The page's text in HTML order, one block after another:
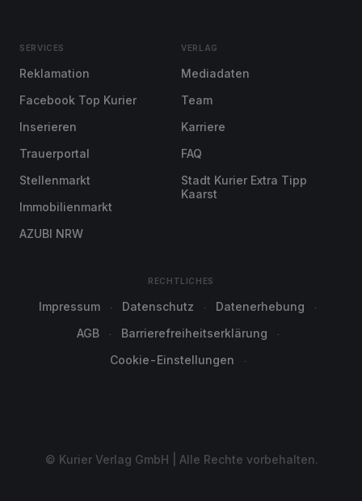
SERVICES
Reklamation
Facebook Top Kurier
Inserieren
Trauerportal
Stellenmarkt
Immobilienmarkt
AZUBI NRW
VERLAG
Mediadaten
Team
Karriere
FAQ
Stadt Kurier Extra Tipp
Kaarst
RECHTLICHES
Impressum Datenschutz
Datenerhebung
AGB
Barrierefreiheitserklärung
Cookie-Einstellungen
© Kurier Verlag GmbH | Alle Rechte vorbehalten.